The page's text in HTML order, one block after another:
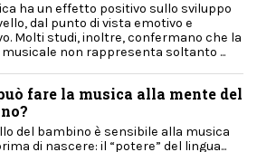
ha un effetto positivo sullo sviluppo
dal punto di vista emotivo e
Molti studi, inoltre, confermano che la
non rappresenta soltanto ...
fare la musica alla mente del
del bambino è sensibile alla musica
di nascere: il “potere” del lingua...